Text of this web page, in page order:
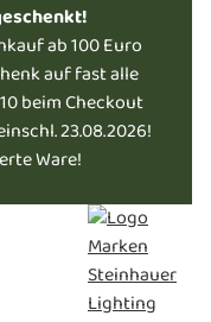
ab 100 Euro
auf fast alle
beim Checkout
23.08.2026!
Ware!